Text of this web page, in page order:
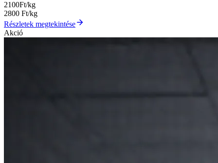
2100Ft/kg
2800 Ft/kg
Részletek megtekintése
Akció